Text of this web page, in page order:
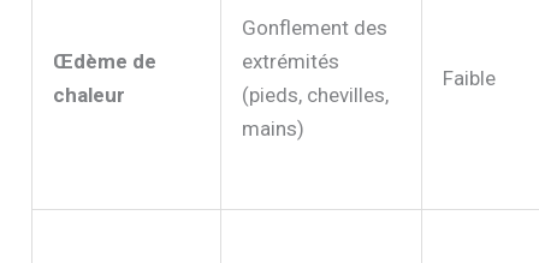
Œdème de
chaleur
Gonflement des
extrémités
(pieds, chevilles,
mains)
Faible